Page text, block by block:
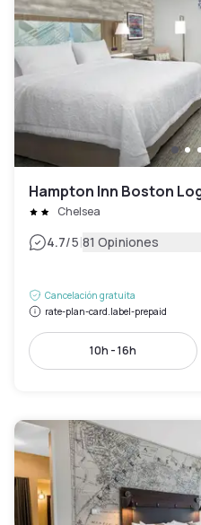
Hampton Inn Boston
Chelsea
4.7/5|81 Opiniones
Cancelación gratuita
rate-plan-card.label-prepaid
10h - 16h